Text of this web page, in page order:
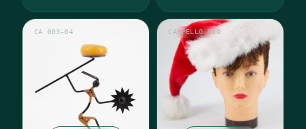
CA 003-04 CAPPELLO 030